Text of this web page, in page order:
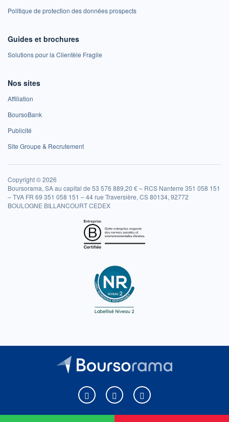
Politique de protection des données prospects
Guides et brochures
Solutions pour la Clientèle Fragile
Nos sites
Affiliation
BoursoBank
Publicité
Site Groupe & Recrutement
Copyright © 2026
Boursorama, SA au capital de 53 576 889,20 € – RCS Nanterre 351 058 151
– TVA FR 69 351 058 151 – 44 rue Traversière, CS 80134, 92772
BOULOGNE BILLANCOURT CEDEX
Boursorama sur Facebook
Boursorama sur XBoursorama sur